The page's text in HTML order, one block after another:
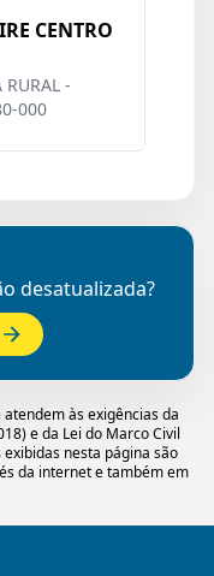
CENTRO
-
000
desatualizada?
às exigências da
e da Lei do Marco Civil
nesta página são
da internet e também em